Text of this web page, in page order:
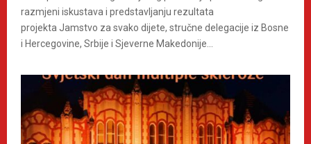
razmjeni iskustava i predstavljanju rezultata
projekta Jamstvo za svako dijete, stručne delegacije iz Bosne
i Hercegovine, Srbije i Sjeverne Makedonije...